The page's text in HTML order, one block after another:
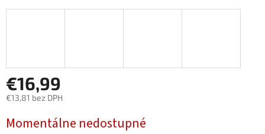
€16,99
€13,81 bez DPH
cena:
Momentálne nedostupné